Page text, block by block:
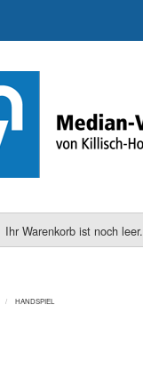
Ihr Warenkorb ist noch leer.
HANDSPIEL